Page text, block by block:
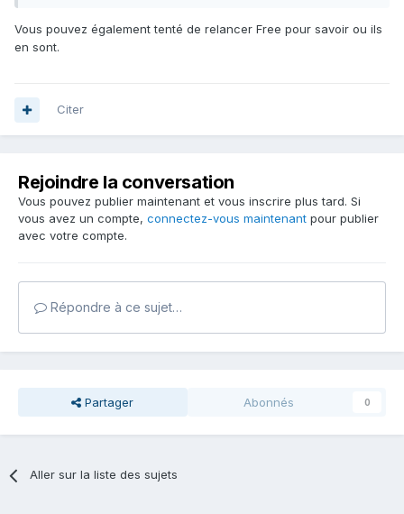
Vous pouvez également tenté de relancer Free pour savoir ou ils
en sont.
Citer
Rejoindre la conversation
Vous pouvez publier maintenant et vous inscrire plus tard. Si
vous avez un compte, connectez-vous maintenant pour publier
avec votre compte.
Répondre à ce sujet…
Partager Abonnés 0
Aller sur la liste des sujets